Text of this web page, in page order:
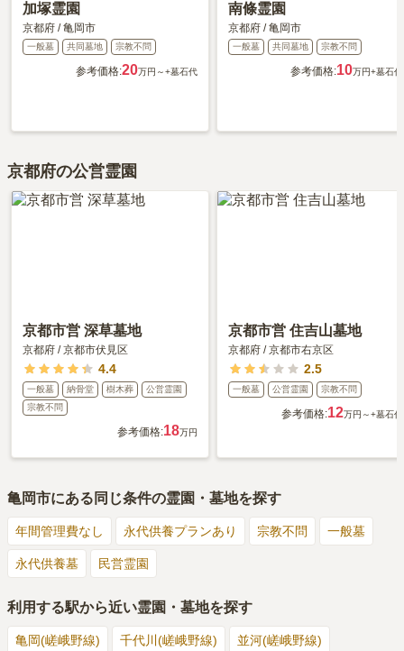
加塚霊園
京都府 /亀岡市
一般墓 共同墓地 宗教不問
参考価格:20万円～+墓石代
南條霊園
京都府 /亀岡市
一般墓 共同墓地 宗教不問
参考価格:10万円+墓石代
京都府の公営霊園
京都市営 深草墓地
京都府 /京都市伏見区
4.4
一般墓 納骨堂 樹木葬
公営霊園
宗教不問
参考価格:18万円
京都市営 住吉山墓地
京都府 /京都市右京区
2.5
一般墓 公営霊園 宗教不問
参考価格:12万円～+墓石代
亀岡市にある同じ条件の霊園・墓地を探す
年間管理費なし 永代供養プランあり 宗教不問 一般墓
永代供養墓 民営霊園
利用する駅から近い霊園・墓地を探す
亀岡(嵯峨野線) 千代川(嵯峨野線) 並河(嵯峨野線)